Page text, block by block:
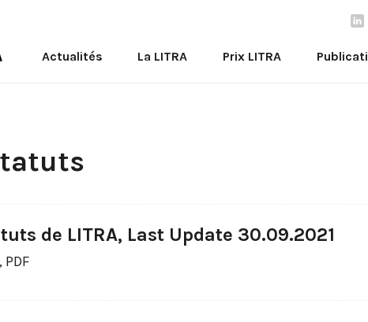
Actualités La LITRA Prix LITRA
de LITRA, Last Update 30.09.2021
PDF